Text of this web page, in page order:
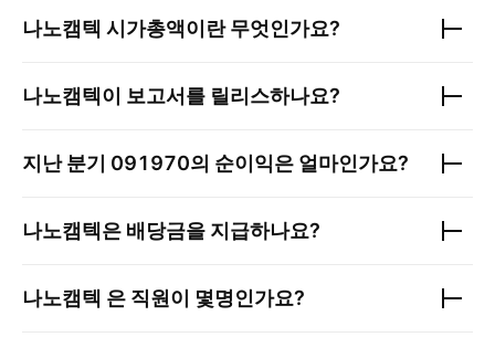
나노캠텍 시가총액이란 무엇인가요?
나노캠텍 이 보고서를 릴리스하나요?
지난 분기 091970의 순이익은 얼마인가요?
나노캠텍 은 배당금을 지급하나요?
나노캠텍 은 직원이 몇명인가요?